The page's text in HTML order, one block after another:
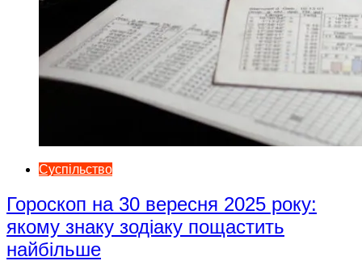
Суспільство
Гороскоп на 30 вересня 2025 року:
якому знаку зодіаку пощастить
найбільше